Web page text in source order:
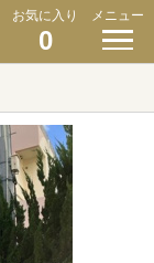
お気に入り
0
メニュー